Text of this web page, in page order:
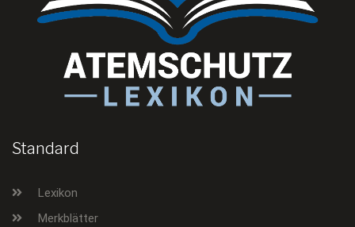
Standard
Lexikon
Merkblätter